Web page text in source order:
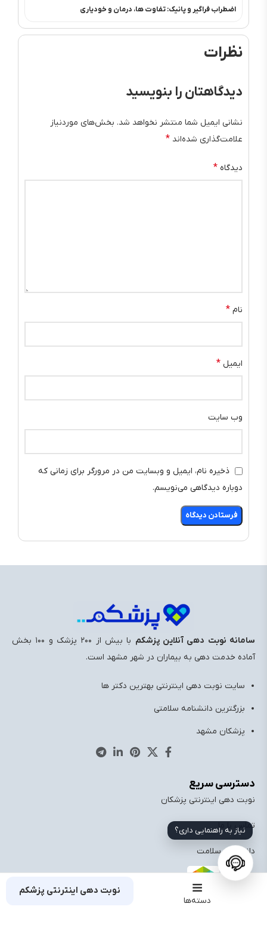
دسته‌ها
نوبت دهی اینترنتی پزشکم
اضطراب فراگیر و پانیک: تفاوت ها، درمان و خودیاری
نظرات
دیدگاهتان را بنویسید
نشانی ایمیل شما منتشر نخواهد شد. بخش‌های موردنیاز
علامت‌گذاری شده‌اند *
دیدگاه *
نام *
ایمیل *
وب‌ سایت
ذخیره نام، ایمیل و وبسایت من در مرورگر برای زمانی که
دوباره دیدگاهی می‌نویسم.
سامانه نوبت دهی آنلاین پزشکم
با بیش از ۲۰۰ پزشک و ۱۰۰ بخش
آماده خدمت ‌دهی به بیماران در شهر مشهد است.
سایت نوبت دهی اینترنتی بهترین دکتر ها
بزرگترین دانشنامه سلامتی
پزشکان مشهد
دسترسی سریع
نوبت دهی اینترنتی پزشکان
تماس با ما
دانشنامه سلامت
نیاز به راهنمایی داری؟